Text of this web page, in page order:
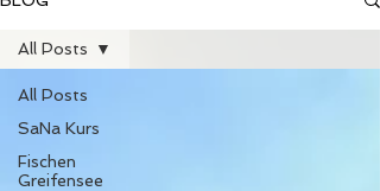
All Posts
SaNa Kurs
Fischen
Greifensee
All Posts